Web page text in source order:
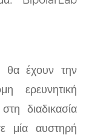
θα έχουν την
ερευνητική
διαδικασία
μία αυστηρή